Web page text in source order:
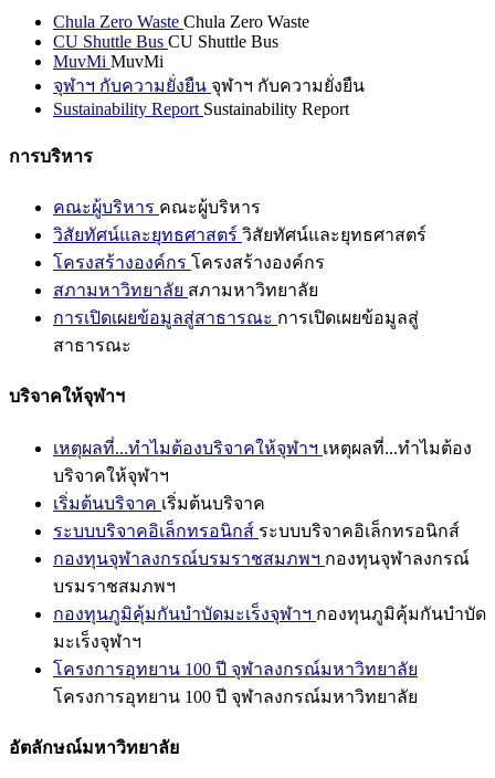
Chula Zero Waste Chula Zero Waste
CU Shuttle Bus CU Shuttle Bus
MuvMi MuvMi
จุฬาฯ กับความยั่งยืน จุฬาฯ กับความยั่งยืน
Sustainability Report Sustainability Report
การบริหาร
คณะผู้บริหาร คณะผู้บริหาร
วิสัยทัศน์และยุทธศาสตร์ วิสัยทัศน์และยุทธศาสตร์
โครงสร้างองค์กร โครงสร้างองค์กร
สภามหาวิทยาลัย สภามหาวิทยาลัย
การเปิดเผยข้อมูลสู่สาธารณะ การเปิดเผยข้อมูลสู่
สาธารณะ
บริจาคให้จุฬาฯ
เหตุผลที่...ทำไมต้องบริจาคให้จุฬาฯ เหตุผลที่...ทำไมต้อง
บริจาคให้จุฬาฯ
เริ่มต้นบริจาค เริ่มต้นบริจาค
ระบบบริจาคอิเล็กทรอนิกส์ ระบบบริจาคอิเล็กทรอนิกส์
กองทุนจุฬาลงกรณ์บรมราชสมภพฯ กองทุนจุฬาลงกรณ์
บรมราชสมภพฯ
กองทุนภูมิคุ้มกันบำบัดมะเร็งจุฬาฯ กองทุนภูมิคุ้มกันบำบัด
มะเร็งจุฬาฯ
โครงการอุทยาน 100 ปี จุฬาลงกรณ์มหาวิทยาลัย
โครงการอุทยาน 100 ปี จุฬาลงกรณ์มหาวิทยาลัย
อัตลักษณ์มหาวิทยาลัย